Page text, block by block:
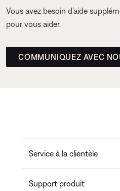
Vous avez besoin d’aide
pour vous aider.
COMMUNIQUEZ AVEC
Service à la clientèle
Support produit